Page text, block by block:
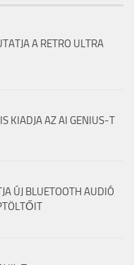
A RETRO ULTRA
KIADJA AZ AI GENIUS-T
ÚJ BLUETOOTH AUDIÓ